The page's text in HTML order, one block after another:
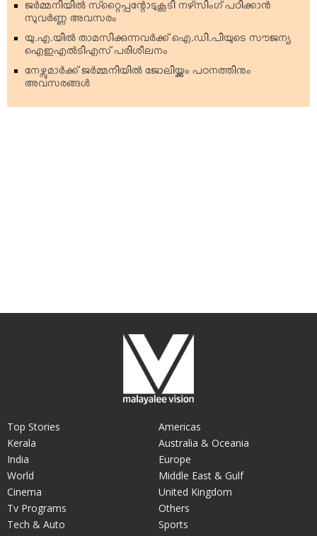
ജര്‍മ്മനിയില്‍ സ്‌റ്റൈപ്പന്റോടുകൂടി നഴ്‌സിംഗ് പഠിക്കാന്‍
സുവര്‍ണ്ണ അവസരം
യു.എ.യില്‍ താമസിക്കുന്നവര്‍ക്ക് ഐ.ഡി.പിയുടെ സൗജന്യ
ഐഇഎല്‍ടിഎസ് പരിശീലനം
നേഴ്സുമാര്‍ക്ക് ജര്‍മ്മനിയില്‍ ജോലിയ്ക്കും പഠനത്തിനും
അവസരങ്ങള്‍
Top Stories
Kerala
India
World
Cinema
Tv Programs
Tech & Auto
Americas
Australia & Oceania
Europe
Middle East & Gulf
United Kingdom
Others
Sports